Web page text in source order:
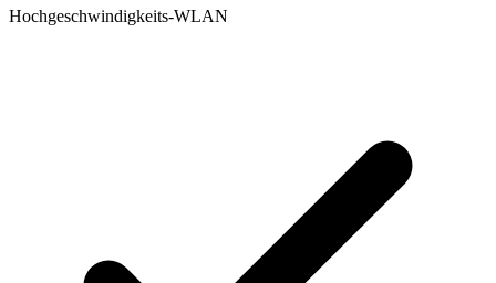
Hochgeschwindigkeits-WLAN